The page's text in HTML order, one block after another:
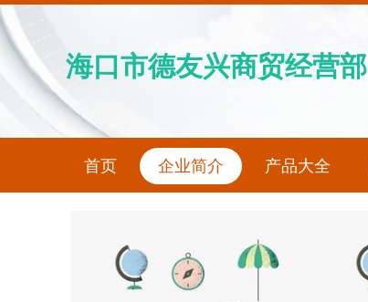
海口市德友兴商贸经营部
首页 企业简介 产品大全